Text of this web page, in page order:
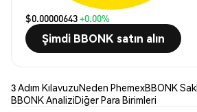
$0.00000643+0.00%
Şimdi BBONK satın alın
3 Adım KılavuzuNeden PhemexBBONK
BBONK AnaliziDiğer Para Birimleri